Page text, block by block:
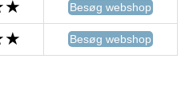
Besøg webshop
Besøg webshop